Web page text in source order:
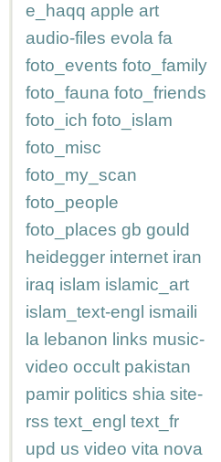
e_haqq apple art
audio-files evola fa
foto_events foto_family
foto_fauna foto_friends
foto_ich foto_islam
foto_misc
foto_my_scan
foto_people
foto_places gb gould
heidegger internet iran
iraq islam islamic_art
islam_text-engl ismaili
la lebanon links music-
video occult pakistan
pamir politics shia site-
rss text_engl text_fr
upd us video vita nova